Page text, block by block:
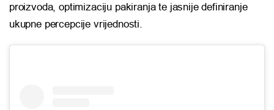
proizvoda, optimizaciju pakiranja te jasnije definiranje
ukupne percepcije vrijednosti.